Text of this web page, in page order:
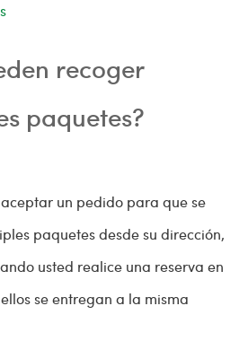
recoger
paquetes?
un pedido para que se
paquetes desde su dirección,
usted realice una reserva en
se entregan a la misma